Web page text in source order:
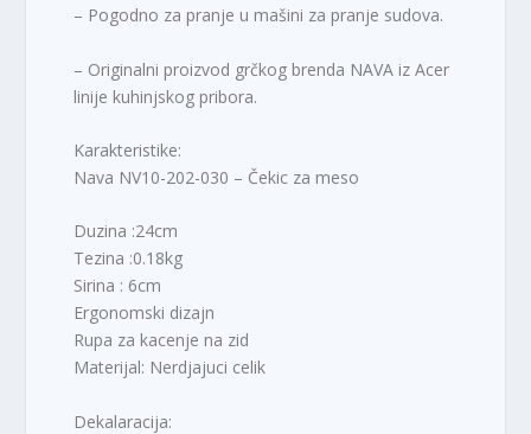
– Pogodno za pranje u mašini za pranje sudova.
– Originalni proizvod grčkog brenda NAVA iz Acer
linije kuhinjskog pribora.
Karakteristike:
Nava NV10-202-030 – Čekic za meso
Duzina :24cm
Tezina :0.18kg
Sirina : 6cm
Ergonomski dizajn
Rupa za kacenje na zid
Materijal: Nerdjajuci celik
Dekalaracija: